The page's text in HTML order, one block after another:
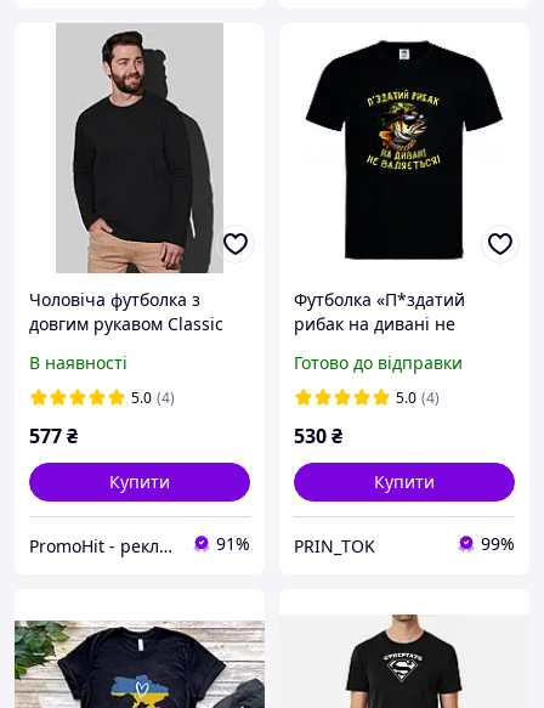
Чоловіча футболка з
довгим рукавом Classic
Stedman
В наявності
5.0 (4)
577₴
Купити
PromoHit - рекламний текстиль та бізнес сувеніри 91%
Футболка «П*здатий
рибак на дивані не
Готово до відправки
5.0 (4)
530₴
Купити
PRIN_TOK 99%